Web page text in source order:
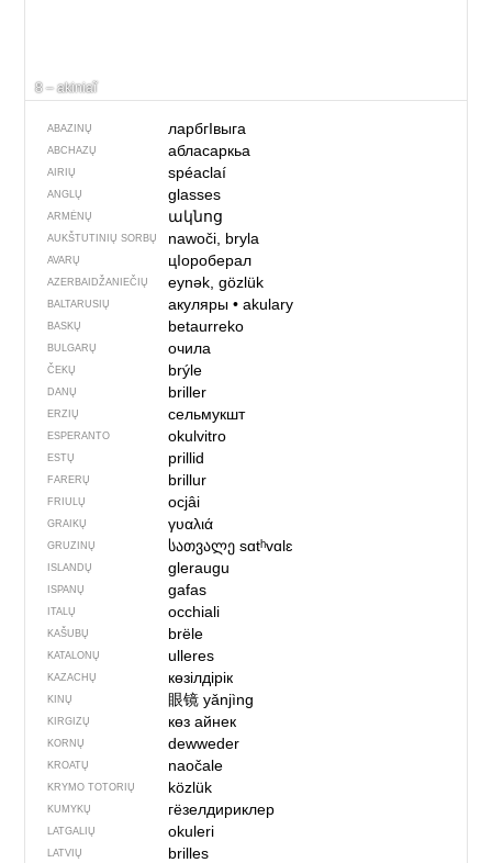
8 – akiniaĩ
ABAZINŲ ларбгIвыга
ABCHAZŲ абласаркьа
AIRIŲ spéaclaí
ANGLŲ glasses
ARMĖNŲ ակնոց
AUKŠTUTINIŲ SORBŲ nawoči, bryla
AVARŲ цIороберал
AZERBAIDŽANIEČIŲ eynək, gözlük
BALTARUSIŲ акуляры• akulary
BASKŲ betaurreko
BULGARŲ очила
ČEKŲ brýle
DANŲ briller
ERZIŲ сельмукшт
ESPERANTO okulvitro
ESTŲ prillid
FARERŲ brillur
FRIULŲ ocjâi
GRAIKŲ γυαλιά
GRUZINŲ სათვალეsɑtʰvɑlɛ
ISLANDŲ gleraugu
ISPANŲ gafas
ITALŲ occhiali
KAŠUBŲ brële
KATALONŲ ulleres
KAZACHŲ көзілдірік
KINŲ 眼镜yǎnjìng
KIRGIZŲ көз айнек
KORNŲ dewweder
KROATŲ naočale
KRYMO TOTORIŲ közlük
KUMYKŲ гёзелдириклер
LATGALIŲ okuleri
LATVIŲ brilles